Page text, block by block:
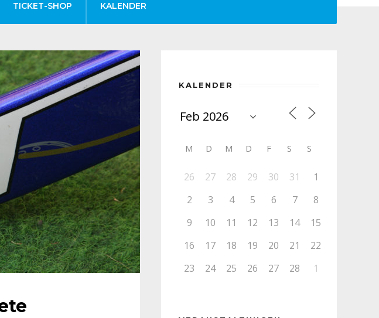
TICKET-SHOP KALENDER
KALENDER
M D M D F S S
26 27 28 29 30 31
1
2
3 4 5 6 7
8
9
10 11 12 13 14
15
16
17 18 19 20 21
22
23
24 25 26 27 28 1